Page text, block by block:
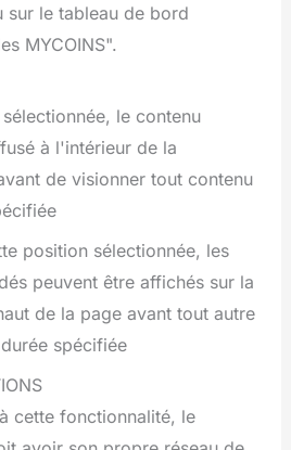
sur le tableau de bord
MYCOINS".
le contenu
à l'intérieur de la
de visionner tout contenu
position sélectionnée, les
peuvent être affichés sur la
de la page avant tout autre
spécifiée
cette fonctionnalité, le